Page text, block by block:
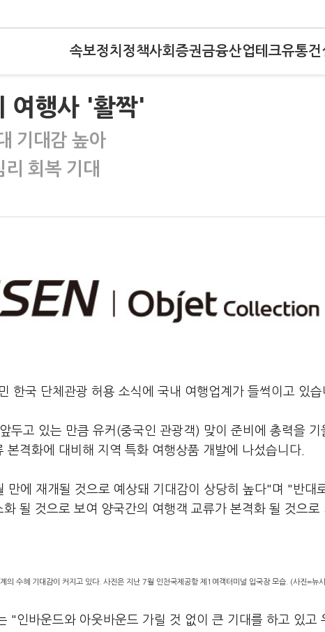
속보정치 정책사회 증권금융산업테크유통건
여행사 '활짝'
기대감 높아
회복 기대
한국 단체관광 허용 소식에 국내 여행업계가 들썩이고 있습
두고 있는 만큼 유커(중국인 관광객) 맞이 준비에 총력을 기
격화에 대비해 지역 특화 여행상품 개발에 나섰습니다.
에 재개될 것으로 예상돼 기대감이 상당히 높다"며 "반대
될 것으로 보여 양국간의 여행객 교류가 본격화 될 것으로
의 수혜 기대감이 커지고 있다. 사진은 지난 7월 인천국제공항 제1여객터미널 입국장 모습. (사진=뉴
"인바운드와 아웃바운드 가릴 것 없이 큰 기대를 하고 있고